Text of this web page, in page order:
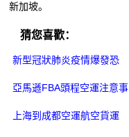
新加坡。
猜您喜歡：
新型冠狀肺炎疫情爆發恐
亞馬遜FBA頭程空運注意事
上海到成都空運航空貨運